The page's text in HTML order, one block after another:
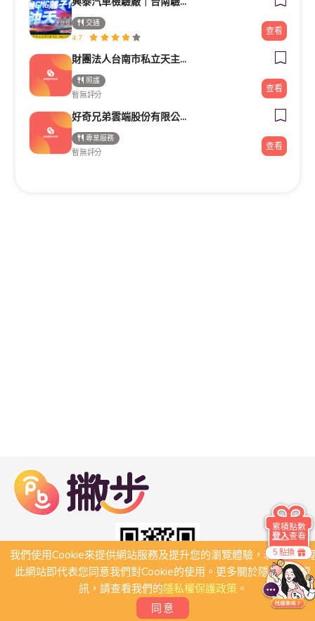
交通
4.7
查看
財團法人台南市私立天主教瑞復益智中心
照護
暫無評分
查看
好奇兄弟雲端股份有限公司｜Google行銷導客顧問・高雄台南行銷顧問
專業服務
暫無評分
查看
我們使用Cookie來提供網站服務及提升您的瀏覽體驗，若繼續瀏
此網站即代表您同意我們對Cookie的使用。更多關於隱私保護資
訊，請查看我們的隱私權保護政策。
同意
5 點換
累積點數
登入查看